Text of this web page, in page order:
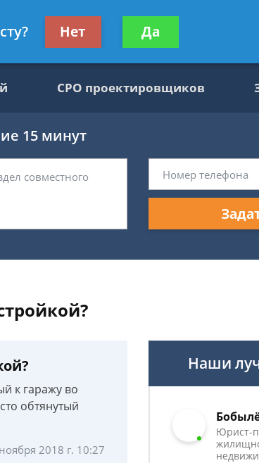
Получите консультацию
бесплатно
СРО проектировщиков
15 минут
к гаражу во
обтянутый
2018 г. 10:27
Наши
Юрист-
Нет Да